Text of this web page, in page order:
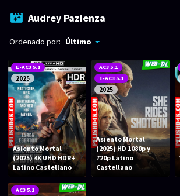
2160p REMUX 4K
60 FPS
h265 HEVC 1080p
Bluray Completos
GÉNEROS
Acción Animación
Aventura
Audrey Pazienza
Ordenado por: Último
E-AC3 5.1
2025
Asiento Mortal
(2025) 4K UHD HDR+
Latino Castellano
AC3 5.1
E-AC3 5.1
2025
Asiento Mortal
(2025) HD 1080p y
720p Latino
Castellano
AC3 5.1